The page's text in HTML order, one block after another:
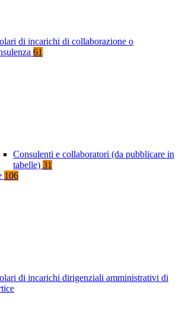
di incarichi di collaborazione o
61
Consulenti e collaboratori (da pubblicare in
tabelle) 31
106
di incarichi dirigenziali amministrativi di